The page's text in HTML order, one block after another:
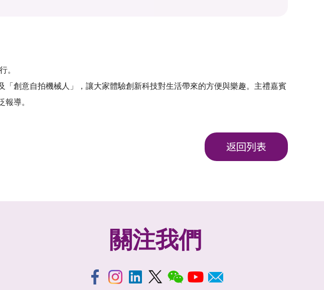
。
創意自拍機械人」，讓大家體驗創新科技對生活帶來的方便與樂趣。主禮嘉賓
導。
返回列表
關注我們